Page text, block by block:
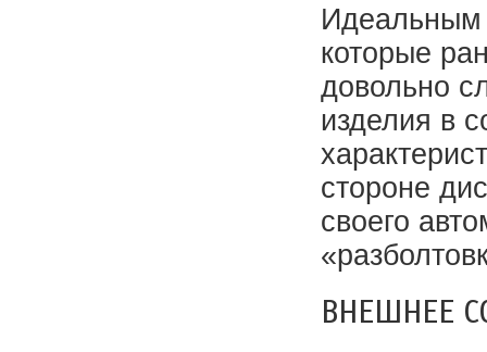
Идеальным
которые
довольно
изделия в
стороне
своего
ВНЕШНЕЕ